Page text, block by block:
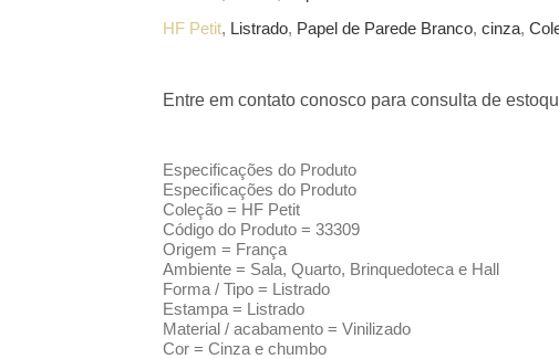
HF Petit, Listrado, Papel de Parede Branco, cinza,
Entre em contato conosco para consulta de
Especificações do Produto
Especificações do Produto
Coleção = HF Petit
Código do Produto = 33309
Origem = França
Ambiente = Sala, Quarto, Brinquedoteca e Hall
Forma / Tipo = Listrado
Estampa = Listrado
Material / acabamento = Vinilizado
Cor = Cinza e chumbo